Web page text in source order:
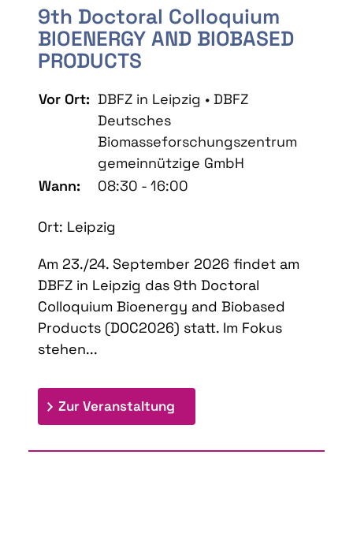
9th Doctoral Colloquium
BIOENERGY AND BIOBASED
PRODUCTS
Vor Ort: DBFZ in Leipzig • DBFZ
Deutsches
Biomasseforschungszentrum
gemeinnützige GmbH
Wann:
08:30 - 16:00
Ort: Leipzig
Am 23./24. September 2026 findet am
DBFZ in Leipzig das 9th Doctoral
Colloquium Bioenergy and Biobased
Products (DOC2026) statt. Im Fokus
stehen...
Zur Veranstaltung